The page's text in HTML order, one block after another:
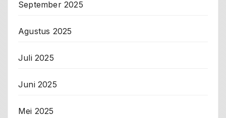
September 2025
Agustus 2025
Juli 2025
Juni 2025
Mei 2025